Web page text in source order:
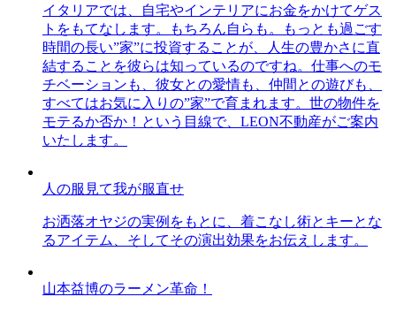
イタリアでは、自宅やインテリアにお金をかけてゲス
トをもてなします。もちろん自らも。もっとも過ごす
時間の長い”家”に投資することが、人生の豊かさに直
結することを彼らは知っているのですね。仕事へのモ
チベーションも、彼女との愛情も、仲間との遊びも、
すべてはお気に入りの”家”で育まれます。世の物件を
モテるか否か！という目線で、LEON不動産がご案内
いたします。
人の服見て我が服直せ
お洒落オヤジの実例をもとに、着こなし術とキーとな
るアイテム、そしてその演出効果をお伝えします。
山本益博のラーメン革命！